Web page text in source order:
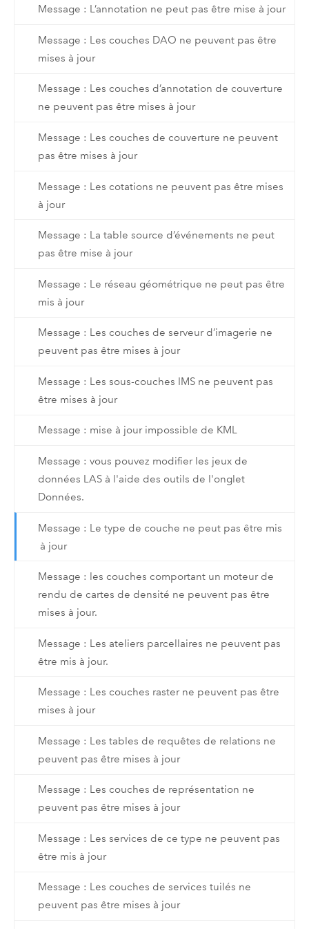
Message : L’annotation ne peut pas être mise à jour
Message : Les couches DAO ne peuvent pas être
mises à jour
Message : Les couches d’annotation de couverture
ne peuvent pas être mises à jour
Message : Les couches de couverture ne peuvent
pas être mises à jour
Message : Les cotations ne peuvent pas être mises
à jour
Message : La table source d’événements ne peut
pas être mise à jour
Message : Le réseau géométrique ne peut pas être
mis à jour
Message : Les couches de serveur d’imagerie ne
peuvent pas être mises à jour
Message : Les sous-couches IMS ne peuvent pas
être mises à jour
Message : mise à jour impossible de KML
Message : vous pouvez modifier les jeux de
données LAS à l'aide des outils de l'onglet
Données.
Message : Le type de couche ne peut pas être mis
à jour
Message : les couches comportant un moteur de
rendu de cartes de densité ne peuvent pas être
mises à jour.
Message : Les ateliers parcellaires ne peuvent pas
être mis à jour.
Message : Les couches raster ne peuvent pas être
mises à jour
Message : Les tables de requêtes de relations ne
peuvent pas être mises à jour
Message : Les couches de représentation ne
peuvent pas être mises à jour
Message : Les services de ce type ne peuvent pas
être mis à jour
Message : Les couches de services tuilés ne
peuvent pas être mises à jour